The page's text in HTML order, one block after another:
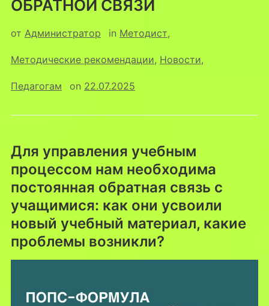
ОБРАТНОЙ СВЯЗИ
от Администратор in Методист,
Методические рекомендации, Новости,
Педагогам on 22.07.2025
Для управления учебным
процессом нам необходима
постоянная обратная связь с
учащимися: как они усвоили
новый учебный материал, какие
проблемы возникли?